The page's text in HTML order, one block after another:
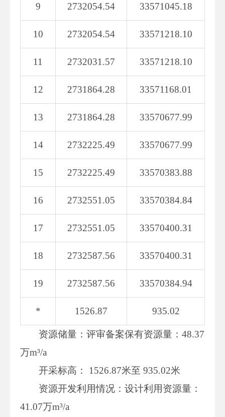
9 2732054.54 33571045.18
10 2732054.54 33571218.10
11 2732031.57 33571218.10
12 2731864.28 33571168.01
13 2731864.28 33570677.99
14 2732225.49 33570677.99
15 2732225.49 33570383.88
16 2732551.05 33570384.84
17 2732551.05 33570400.31
18 2732587.56 33570400.31
19 2732587.56 33570384.94
* 1526.87 935.02
资源储量：评审备案保有资源量：48.37
万m³/a
开采标高： 1526.87米至 935.02米
资源开发利用情况：设计利用资源量：
41.07万m³/a